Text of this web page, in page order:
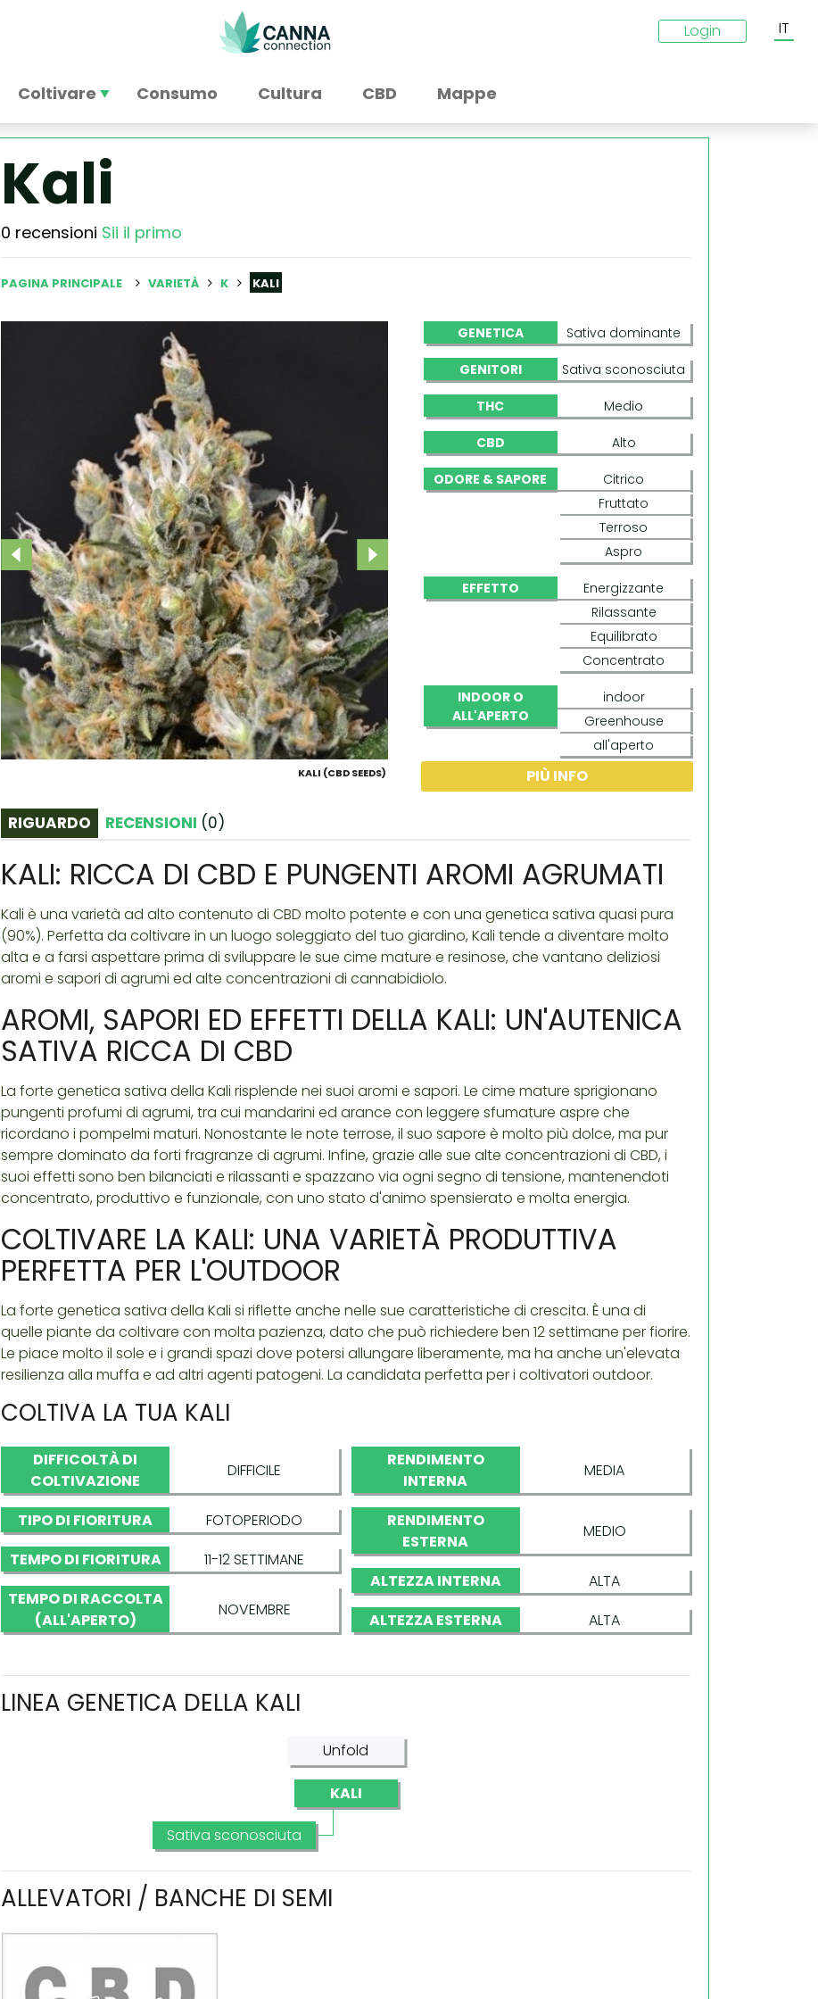
Login IT
Coltivare Consumo Cultura CBD Mappe
Kali
0 recensioni Sii il primo
PAGINA PRINCIPALE VARIETÀ K KALI
KALI (CBD SEEDS)
GENETICA Sativa dominante
GENITORI Sativa sconosciuta
THC Medio
CBD Alto
ODORE & SAPORE
Citrico
Fruttato
Terroso
Aspro
EFFETTO
Energizzante
Rilassante
Equilibrato
Concentrato
INDOOR O
ALL'APERTO
indoor
Greenhouse
all'aperto
PIÙ INFO
RIGUARDO RECENSIONI (0)
KALI: RICCA DI CBD E PUNGENTI AROMI AGRUMATI
Kali è una varietà ad alto contenuto di CBD molto potente e con una genetica sativa quasi pura
(90%). Perfetta da coltivare in un luogo soleggiato del tuo giardino, Kali tende a diventare molto
alta e a farsi aspettare prima di sviluppare le sue cime mature e resinose, che vantano deliziosi
aromi e sapori di agrumi ed alte concentrazioni di cannabidiolo.
AROMI, SAPORI ED EFFETTI DELLA KALI: UN'AUTENICA
SATIVA RICCA DI CBD
La forte genetica sativa della Kali risplende nei suoi aromi e sapori. Le cime mature sprigionano
pungenti profumi di agrumi, tra cui mandarini ed arance con leggere sfumature aspre che
ricordano i pompelmi maturi. Nonostante le note terrose, il suo sapore è molto più dolce, ma pur
sempre dominato da forti fragranze di agrumi. Infine, grazie alle sue alte concentrazioni di CBD, i
suoi effetti sono ben bilanciati e rilassanti e spazzano via ogni segno di tensione, mantenendoti
concentrato, produttivo e funzionale, con uno stato d'animo spensierato e molta energia.
COLTIVARE LA KALI: UNA VARIETÀ PRODUTTIVA
PERFETTA PER L'OUTDOOR
La forte genetica sativa della Kali si riflette anche nelle sue caratteristiche di crescita. È una di
quelle piante da coltivare con molta pazienza, dato che può richiedere ben 12 settimane per fiorire.
Le piace molto il sole e i grandi spazi dove potersi allungare liberamente, ma ha anche un'elevata
resilienza alla muffa e ad altri agenti patogeni. La candidata perfetta per i coltivatori outdoor.
COLTIVA LA TUA KALI
DIFFICOLTÀ DI
COLTIVAZIONE
DIFFICILE
TIPO DI FIORITURA
FOTOPERIODO
TEMPO DI FIORITURA
11-12 SETTIMANE
TEMPO DI RACCOLTA
(ALL'APERTO)
NOVEMBRE
RENDIMENTO
INTERNA
MEDIA
RENDIMENTO
ESTERNA
MEDIO
ALTEZZA INTERNA
ALTA
ALTEZZA ESTERNA
ALTA
LINEA GENETICA DELLA KALI
Unfold
KALI
Sativa sconosciuta
ALLEVATORI / BANCHE DI SEMI